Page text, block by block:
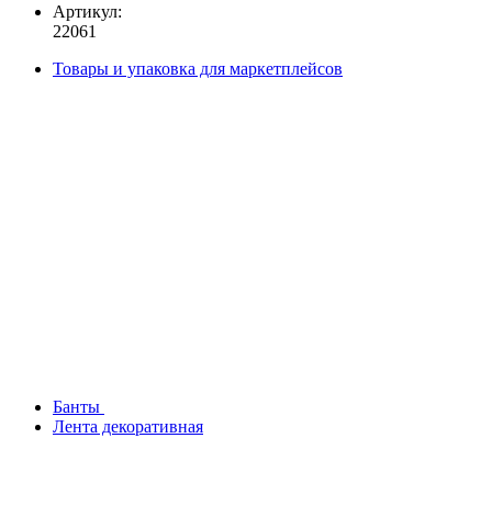
Артикул:
22061
Товары и упаковка для маркетплейсов
Банты
Лента декоративная